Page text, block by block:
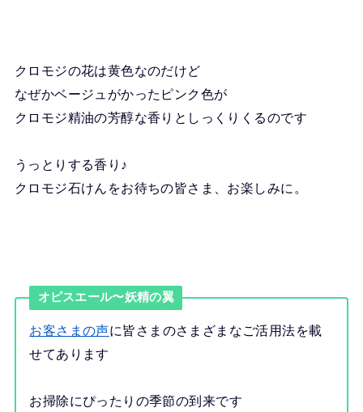
クロモジの花は黄色なのだけど
なぜかベージュがかったピンク色が
クロモジ精油の芳醇な香りとしっくりくるのです
うっとりする香り♪
クロモジ石けんをお待ちの皆さま、お楽しみに。
オピスエール〜妖精の翼
お客さまの声に皆さまのさまざまなご活用法を載
せてあります
お掃除にぴったりの季節の到来です